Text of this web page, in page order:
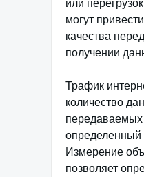
или
могут
качества
получении
Трафик
количество
передаваемых
определенный
Измерение
позволяет